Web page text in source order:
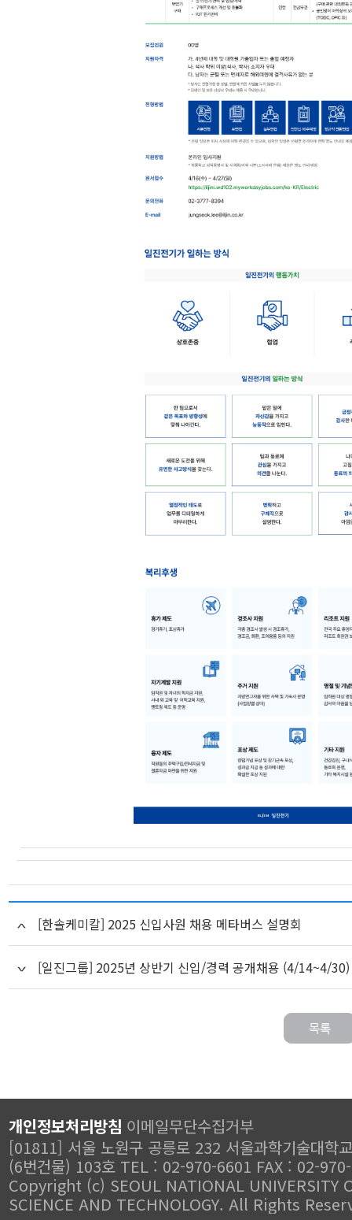
[한솔케미칼] 2025 신입사원 채용 메타버스 설명회
[일진그룹] 2025년 상반기 신입/경력 공개채용 (4/14~4/30)
개인정보처리방침 이메일무단수집거부
[01811] 서울 노원구 공릉로 232 서울과학기술대학
(6번건물) 103호 TEL : 02-970-6601 FAX : 02-
Copyright (c) SEOUL NATIONAL UNIVERSITY
SCIENCE AND TECHNOLOGY. All Rights